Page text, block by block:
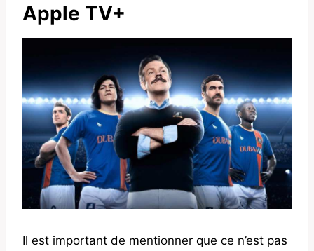
Apple TV+
Il est important de mentionner que ce n’est pas